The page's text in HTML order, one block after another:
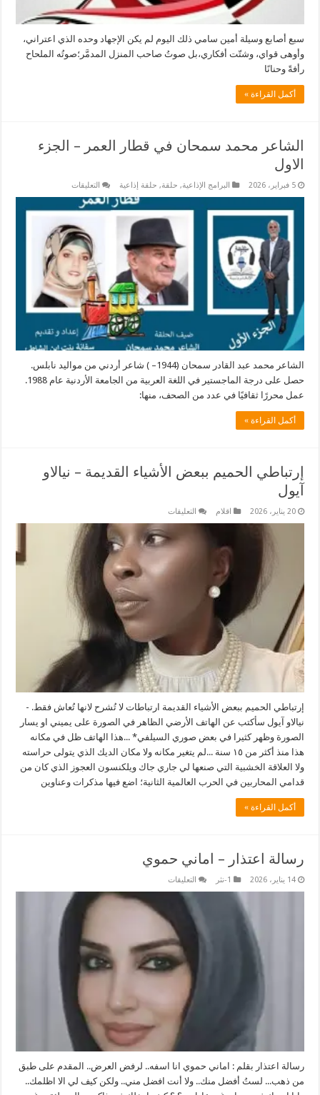
سبع أصابع وسيلة أمين سامي ذلك اليوم لم يكن الإجهاد وحده الذي اعتراني،
وأوهى قواي، وشتّت أفكاري،بل صوتُ صاحب المنزل المدمَّر؛صوتُه الملحاح
رأفةً وحنانًا
أكمل القراءة »
الشاعر محمد سمحان في قطار العمر – الجزء
الاول
5 فبراير، 2026 البرامج الإذاعية, حلقة, حلقة إذاعية التعليقات
سمحان
في
قطار
العمر
–
الجزء
الاول
مغلقة
الشاعر محمد عبد القادر سمحان (1944– ) شاعر أردني من مواليد نابلس.
حصل على درجة الماجستير في اللغة العربية من الجامعة الأردنية عام 1988.
عمل محررًا ثقافيًا في عدد من الصحف، منها:
أكمل القراءة »
إرتباطي الحميم ببعض الأشياء القديمة – نيالاو
آيول
20 يناير، 2026 اقلام التعليقات
الحميم
ببعض
الأشياء
–
نيالاو
مغلقة
إرتباطي الحميم ببعض الأشياء القديمة ارتباطات لا تُشرح لانها تُعاش فقط. -
نيالاو آيول سأكتب عن الهاتف الأرضي الظاهر في الصورة على يميني او يسار
الصورة وظهر كثيرا في بعض صوري السيلفي* ...هذا الهاتف ظل في مكانه
هذا منذ أكثر من ١٥ سنة ...لم يتغير مكانه ولا مكان الديك الذي يتولى حراسته
ولا العلاقة الخشبية التي صنعها لي جاري جاك ويلكنسون العجوز الذي كان من
قدامي المحاربين في الحرب العالمية الثانية؛ اضع فيها مذكرات وعناوين
أكمل القراءة »
رسالة اعتذار – اماني حموي
14 يناير، 2026 1-نثر التعليقات
اماني
حموي
رسالة اعتذار بقلم : اماني حموي انا اسفه.. لرفض العرض.. المقدم على طبق
من ذهب... لستُ أفضل منك.. ولا أنت افضل مني.. ولكن كيف لي الا اظلمك..